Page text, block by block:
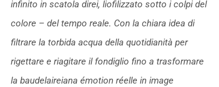
infinito in scatola direi, liofilizzato sotto i colpi del
colore – del tempo reale. Con la chiara idea di
filtrare la torbida acqua della quotidianità per
rigettare e riagitare il fondiglio fino a trasformare
la baudelaireiana émotion réelle in image